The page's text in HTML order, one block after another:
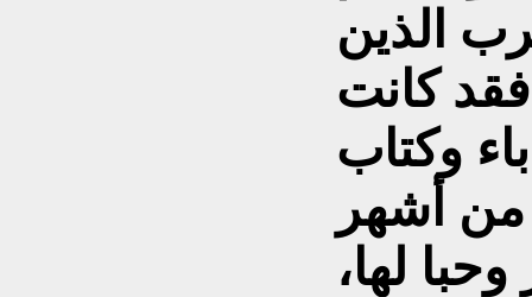
الذين
فقد كانت
وكتاب
من أشهر
لها،